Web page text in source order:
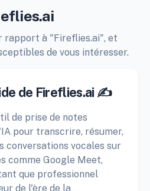
rapport à "Fireflies.ai", et
de vous intéresser.
de Fireflies.ai ✍️
de prise de notes
pour transcrire, résumer,
conversations vocales sur
comme Google Meet,
que professionnel
de l'ère de la